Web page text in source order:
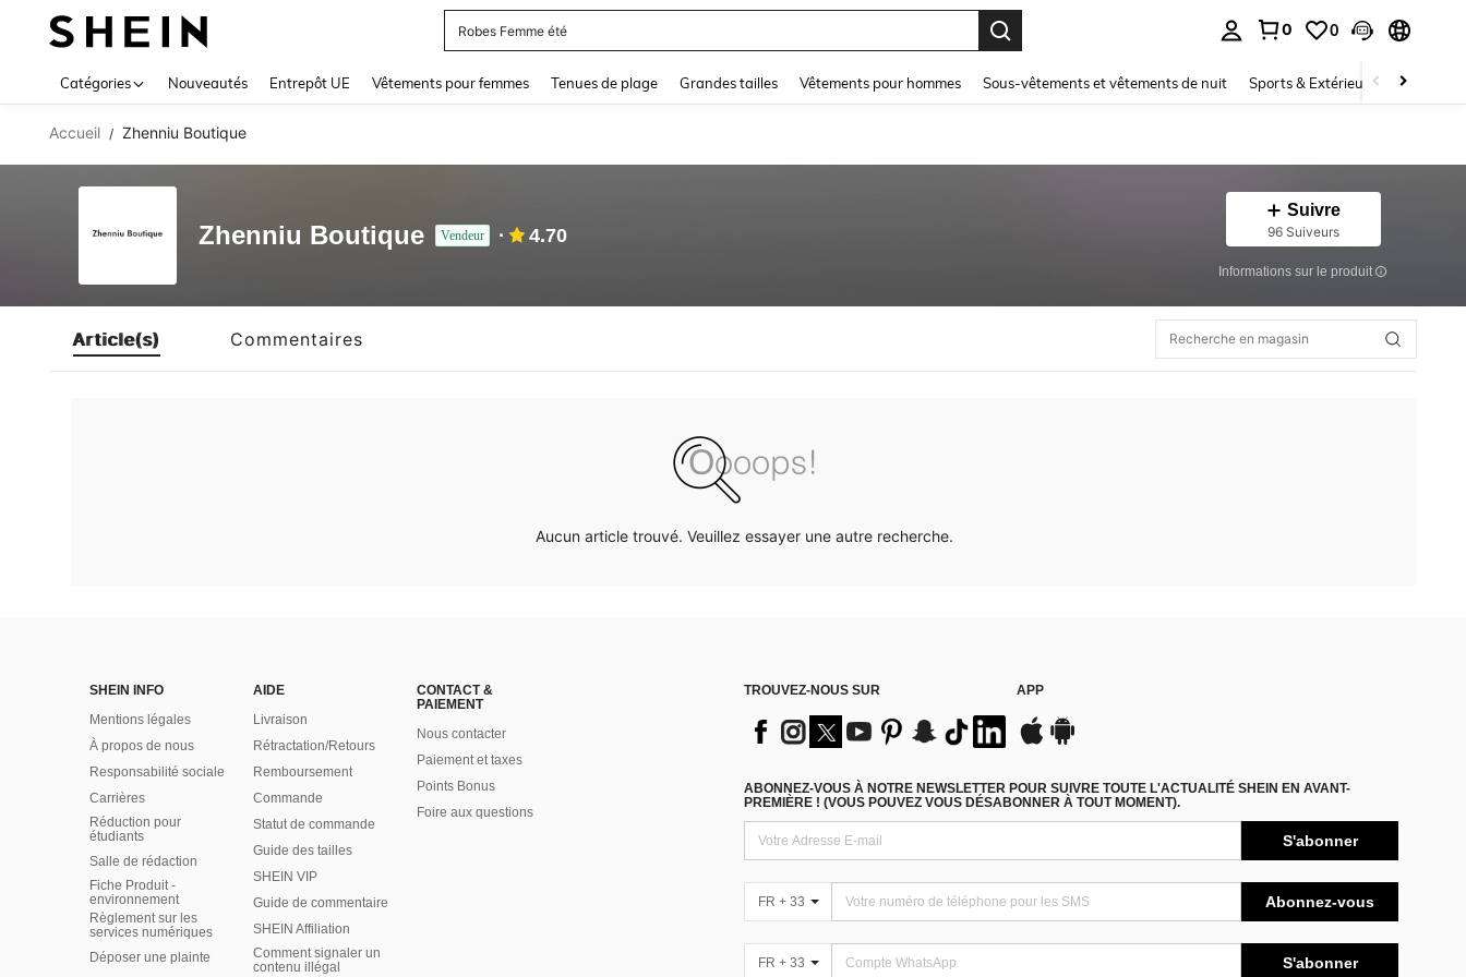
Robes Femme été
0 0
Catégories Nouveautés Entrepôt UE Vêtements pour femmes Tenues de plage Grandes tailles Vêtements pour hommes Sous-vêtements et vêtements de nuit Sports & Extérieur Enfants
Accueil / Zhenniu Boutique
Zhenniu Boutique Vendeur 4.70
Suivre
96 Suiveurs
Informations sur le produit
Article(s) Commentaires
Aucun article trouvé. Veuillez essayer une autre recherche.
SHEIN INFO
Mentions légales
À propos de nous
Responsabilité sociale
Carrières
Réduction pour
étudiants
Salle de rédaction
Fiche Produit -
environnement
Règlement sur les
services numériques
Déposer une plainte
AIDE
Livraison
Rétractation/Retours
Remboursement
Commande
Statut de commande
Guide des tailles
SHEIN VIP
Guide de commentaire
SHEIN Affiliation
Comment signaler un
contenu illégal
CONTACT &
PAIEMENT
Nous contacter
Paiement et taxes
Points Bonus
Foire aux questions
TROUVEZ-NOUS SUR APP
ABONNEZ-VOUS À NOTRE NEWSLETTER POUR SUIVRE TOUTE L'ACTUALITÉ SHEIN EN AVANT-
PREMIÈRE ! (VOUS POUVEZ VOUS DÉSABONNER À TOUT MOMENT).
S'abonner
FR + 33 Abonnez-vous
FR + 33 S'abonner